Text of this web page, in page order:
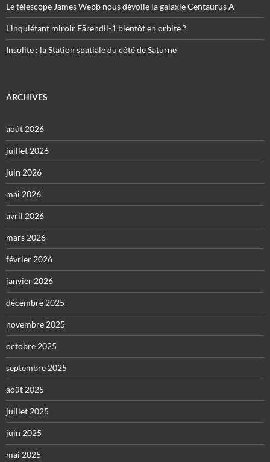
Le télescope James Webb nous dévoile la galaxie Centaurus A
L’inquiétant miroir Eärendil-1 bientôt en orbite ?
Insolite : la Station spatiale du côté de Saturne
ARCHIVES
août 2026
juillet 2026
juin 2026
mai 2026
avril 2026
mars 2026
février 2026
janvier 2026
décembre 2025
novembre 2025
octobre 2025
septembre 2025
août 2025
juillet 2025
juin 2025
mai 2025